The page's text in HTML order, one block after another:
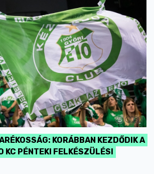
KORÁBBAN KEZDŐDIK A
KC PÉNTEKI FELKÉSZÜLÉSI